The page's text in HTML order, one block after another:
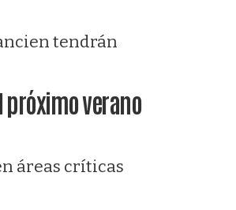
tendrán
próximo verano
áreas críticas